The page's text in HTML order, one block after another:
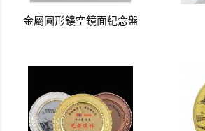
金屬圓形鏤空鏡面紀念盤